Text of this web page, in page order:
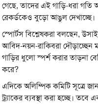
গেছে, তাদের এই গাড়ি-ধরা গতি
রেকর্ডকেও বুড়ো আঙুল দেখাচ্ছে।
স্পোর্টস বিশ্লেষকরা বলছেন,
আবিদ-নয়ন-রাকিবরা দৌড়াচ্ছেন
গাড়ির ধুলো স্পর্শ করার তাড়না
করে?
এদিকে অলিম্পিক কমিটি সূত্রে
ট্র্যাকের ব্যবস্থা করা হচ্ছে। তবে